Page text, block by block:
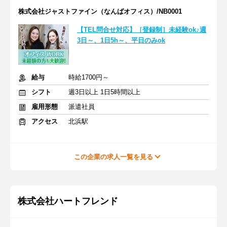
株式会社ジャストファイン（なんばオフィス）/NB0001
【TEL問合せ対応】［登録制］未経験ok♪週
3日～、1日5h～、平日のみok
給与
時給1700円～
シフト
週3日以上 1日5時間以上
雇用形態
派遣社員
アクセス
北浜駅
この企業の求人一覧を見る
株式会社ハートフレンド